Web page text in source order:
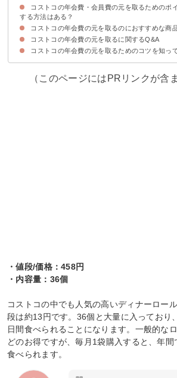
まずはコストコの年会費・会員費を知ろう
コストコは年会費の代わりに他より1,2割安いの
コストコの年会費・会員費の元を取るためのポ
する方法はある？
①コストコグローバルカードで支払う
②コストコがセールをしている時に買い物をする
③コストコでガソリンを入れる
④コストコでタイヤ交換を行う
⑤ふるさと納税を利用する
⑥コストコの年会費保証制度を利用する
⑦大容量のコストコ製品を購入する
コストコの年会費の元を取るのにおすすめな商
①さくらどりむね肉
②オイコス
③ディナーロール
④カークランドシグネチャー プレミアムビックロ
⑤生餃子
⑥リンドールアソート
コストコの年会費の元を取るに関するQ&A
①一人暮らしでもコストコの年会費の元を取れる
②コストコの年会費を取るのに一人暮らしにおす
コストコの年会費の元を取るためのコツを知っ
（このページにはPRリンクが含
・値段/価格：458円
・内容量：36個
コストコの中でも人気の高いディナーロー
段は約13円です。36個と大量に入っており
日間食べられることになります。一般的な
どのお得ですが、毎月1袋購入すると、年
食べられます。